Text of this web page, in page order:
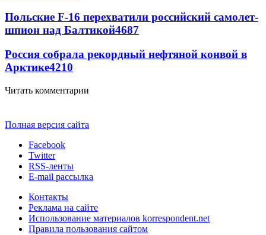
Польские F-16 перехватили российский самолет-
шпион над Балтикой4687
Россия собрала рекордный нефтяной конвой в
Арктике4210
Читать комментарии
Полная версия сайта
Facebook
Twitter
RSS-ленты
E-mail рассылка
Контакты
Реклама на сайте
Использование материалов korrespondent.net
Правила пользования сайтом